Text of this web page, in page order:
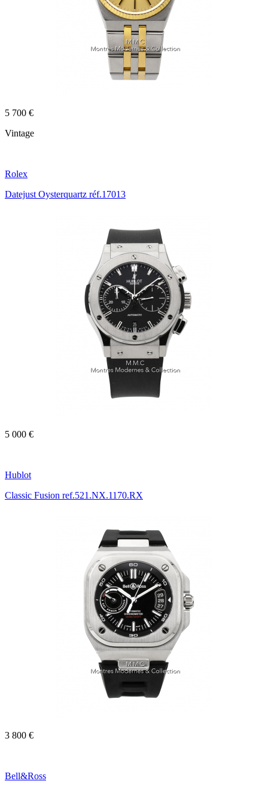
5 700 €
Vintage
Rolex
Datejust Oysterquartz réf.17013
5 000 €
Hublot
Classic Fusion ref.521.NX.1170.RX
3 800 €
Bell&Ross